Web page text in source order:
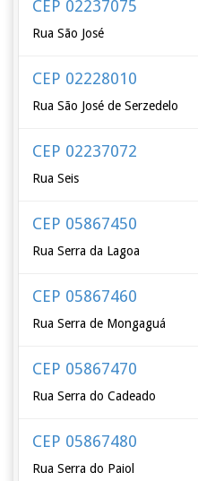
CEP 02237075
Rua São José
CEP 02228010
Rua São José de Serzedelo
CEP 02237072
Rua Seis
CEP 05867450
Rua Serra da Lagoa
CEP 05867460
Rua Serra de Mongaguá
CEP 05867470
Rua Serra do Cadeado
CEP 05867480
Rua Serra do Paiol